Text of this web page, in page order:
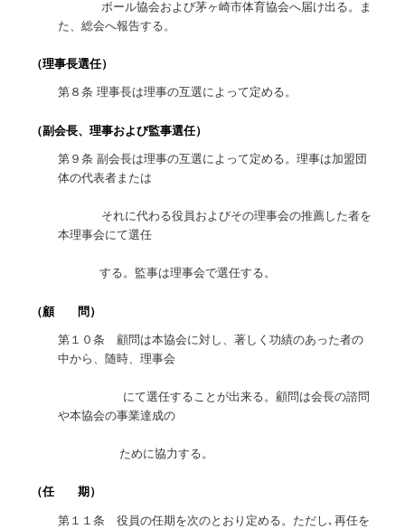
ボール協会および茅ヶ崎市体育協会へ届け出る。ま
た、総会へ報告する。
（理事長選任）
第８条 理事長は理事の互選によって定める。
（副会長、理事および監事選任）
第９条 副会長は理事の互選によって定める。理事は加盟団
体の代表者または
それに代わる役員およびその理事会の推薦した者を
本理事会にて選任
する。監事は理事会で選任する。
（顧 問）
第１０条 顧問は本協会に対し、著しく功績のあった者の
中から、随時、理事会
にて選任することが出来る。顧問は会長の諮問
や本協会の事業達成の
ために協力する。
（任 期）
第１１条 役員の任期を次のとおり定める。ただし､再任を